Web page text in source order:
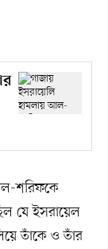
শরিফকে
যে ইসরায়েল
তাঁকে ও তাঁর